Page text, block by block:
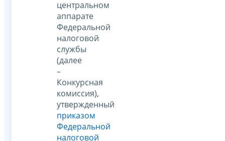
центральном
аппарате
Федеральной
налоговой
службы
(далее
–
Конкурсная
комиссия),
утвержденный
приказом
Федеральной
налоговой